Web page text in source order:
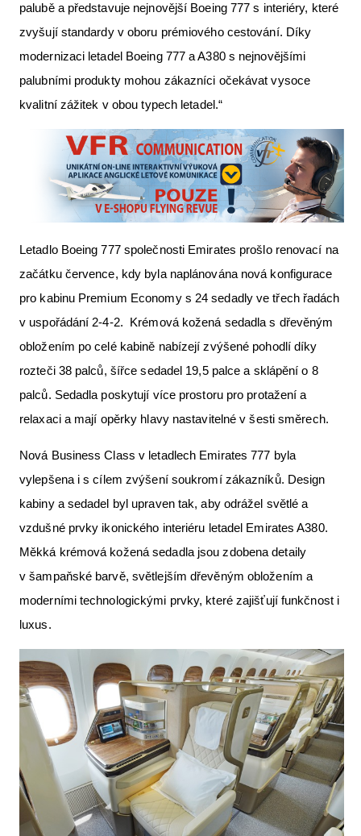
palubě a představuje nejnovější Boeing 777 s interiéry, které
zvyšují standardy v oboru prémiového cestování. Díky
modernizaci letadel Boeing 777 a A380 s nejnovějšími
palubními produkty mohou zákazníci očekávat vysoce
kvalitní zážitek v obou typech letadel.“
Letadlo Boeing 777 společnosti Emirates prošlo renovací na
začátku července, kdy byla naplánována nová konfigurace
pro kabinu Premium Economy s 24 sedadly ve třech řadách
v uspořádání 2-4-2. Krémová kožená sedadla s dřevěným
obložením po celé kabině nabízejí zvýšené pohodlí díky
rozteči 38 palců, šířce sedadel 19,5 palce a sklápění o 8
palců. Sedadla poskytují více prostoru pro protažení a
relaxaci a mají opěrky hlavy nastavitelné v šesti směrech.
Nová Business Class v letadlech Emirates 777 byla
vylepšena i s cílem zvýšení soukromí zákazníků. Design
kabiny a sedadel byl upraven tak, aby odrážel světlé a
vzdušné prvky ikonického interiéru letadel Emirates A380.
Měkká krémová kožená sedadla jsou zdobena detaily
v šampaňské barvě, světlejším dřevěným obložením a
moderními technologickými prvky, které zajišťují funkčnost i
luxus.